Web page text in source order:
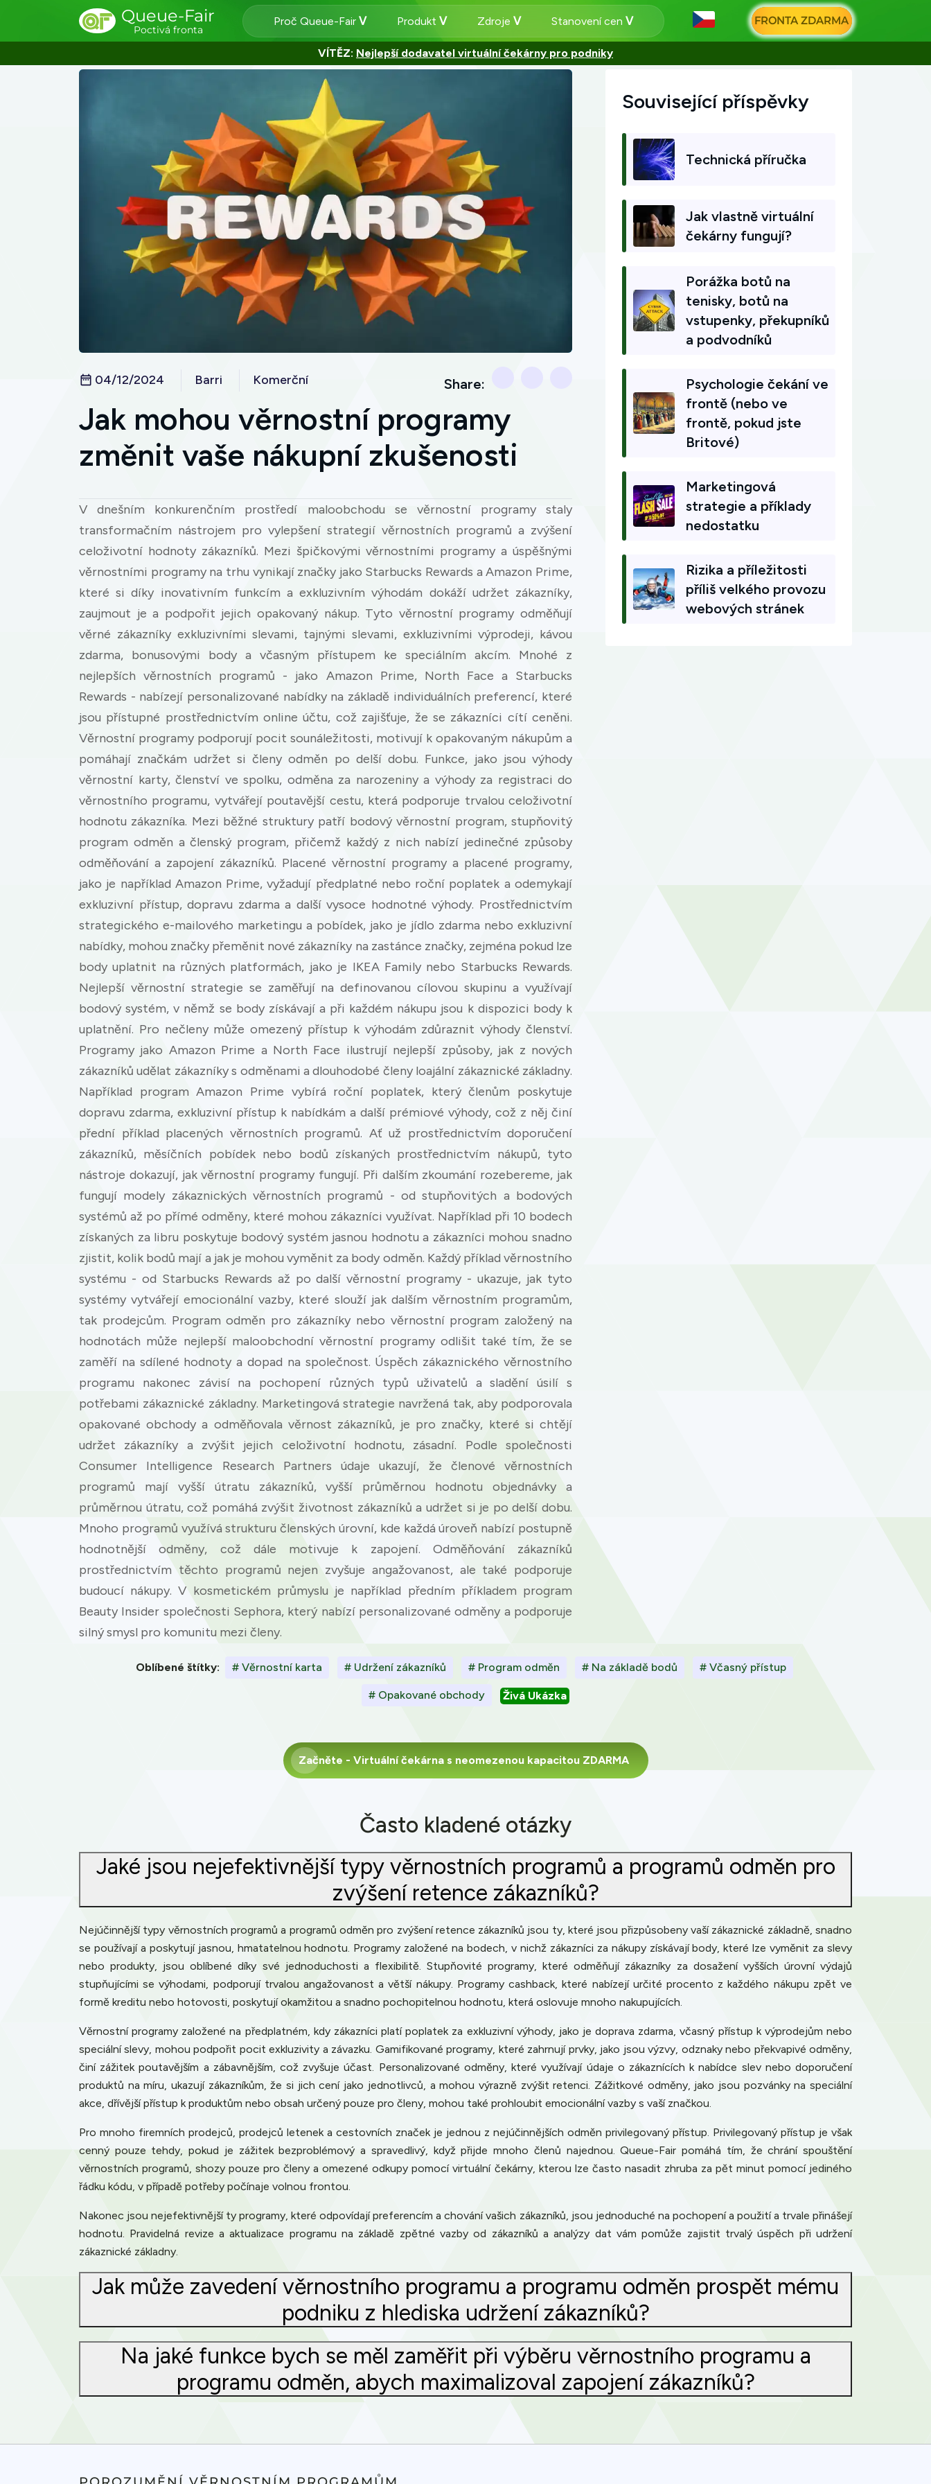
Queue-Fair
Poctivá fronta
Proč Queue-Fair Produkt Zdroje Stanovení cen FRONTA ZDARMA
VÍTĚZ: Nejlepší dodavatel virtuální čekárny pro podniky
04/12/2024 Barri Komerční Share:
Jak mohou věrnostní programy
změnit vaše nákupní zkušenosti
V dnešním konkurenčním prostředí maloobchodu se věrnostní programy staly
transformačním nástrojem pro vylepšení strategií věrnostních programů a zvýšení
celoživotní hodnoty zákazníků. Mezi špičkovými věrnostními programy a úspěšnými
věrnostními programy na trhu vynikají značky jako Starbucks Rewards a Amazon Prime,
které si díky inovativním funkcím a exkluzivním výhodám dokáží udržet zákazníky,
zaujmout je a podpořit jejich opakovaný nákup. Tyto věrnostní programy odměňují
věrné zákazníky exkluzivními slevami, tajnými slevami, exkluzivními výprodeji, kávou
zdarma, bonusovými body a včasným přístupem ke speciálním akcím. Mnohé z
nejlepších věrnostních programů - jako Amazon Prime, North Face a Starbucks
Rewards - nabízejí personalizované nabídky na základě individuálních preferencí, které
jsou přístupné prostřednictvím online účtu, což zajišťuje, že se zákazníci cítí ceněni.
Věrnostní programy podporují pocit sounáležitosti, motivují k opakovaným nákupům a
pomáhají značkám udržet si členy odměn po delší dobu. Funkce, jako jsou výhody
věrnostní karty, členství ve spolku, odměna za narozeniny a výhody za registraci do
věrnostního programu, vytvářejí poutavější cestu, která podporuje trvalou celoživotní
hodnotu zákazníka. Mezi běžné struktury patří bodový věrnostní program, stupňovitý
program odměn a členský program, přičemž každý z nich nabízí jedinečné způsoby
odměňování a zapojení zákazníků. Placené věrnostní programy a placené programy,
jako je například Amazon Prime, vyžadují předplatné nebo roční poplatek a odemykají
exkluzivní přístup, dopravu zdarma a další vysoce hodnotné výhody. Prostřednictvím
strategického e-mailového marketingu a pobídek, jako je jídlo zdarma nebo exkluzivní
nabídky, mohou značky přeměnit nové zákazníky na zastánce značky, zejména pokud lze
body uplatnit na různých platformách, jako je IKEA Family nebo Starbucks Rewards.
Nejlepší věrnostní strategie se zaměřují na definovanou cílovou skupinu a využívají
bodový systém, v němž se body získávají a při každém nákupu jsou k dispozici body k
uplatnění. Pro nečleny může omezený přístup k výhodám zdůraznit výhody členství.
Programy jako Amazon Prime a North Face ilustrují nejlepší způsoby, jak z nových
zákazníků udělat zákazníky s odměnami a dlouhodobé členy loajální zákaznické základny.
Například program Amazon Prime vybírá roční poplatek, který členům poskytuje
dopravu zdarma, exkluzivní přístup k nabídkám a další prémiové výhody, což z něj činí
přední příklad placených věrnostních programů. Ať už prostřednictvím doporučení
zákazníků, měsíčních pobídek nebo bodů získaných prostřednictvím nákupů, tyto
nástroje dokazují, jak věrnostní programy fungují. Při dalším zkoumání rozebereme, jak
fungují modely zákaznických věrnostních programů - od stupňovitých a bodových
systémů až po přímé odměny, které mohou zákazníci využívat. Například při 10 bodech
získaných za libru poskytuje bodový systém jasnou hodnotu a zákazníci mohou snadno
zjistit, kolik bodů mají a jak je mohou vyměnit za body odměn. Každý příklad věrnostního
systému - od Starbucks Rewards až po další věrnostní programy - ukazuje, jak tyto
systémy vytvářejí emocionální vazby, které slouží jak dalším věrnostním programům,
tak prodejcům. Program odměn pro zákazníky nebo věrnostní program založený na
hodnotách může nejlepší maloobchodní věrnostní programy odlišit také tím, že se
zaměří na sdílené hodnoty a dopad na společnost. Úspěch zákaznického věrnostního
programu nakonec závisí na pochopení různých typů uživatelů a sladění úsilí s
potřebami zákaznické základny. Marketingová strategie navržená tak, aby podporovala
opakované obchody a odměňovala věrnost zákazníků, je pro značky, které si chtějí
udržet zákazníky a zvýšit jejich celoživotní hodnotu, zásadní. Podle společnosti
Consumer Intelligence Research Partners údaje ukazují, že členové věrnostních
programů mají vyšší útratu zákazníků, vyšší průměrnou hodnotu objednávky a
průměrnou útratu, což pomáhá zvýšit životnost zákazníků a udržet si je po delší dobu.
Mnoho programů využívá strukturu členských úrovní, kde každá úroveň nabízí postupně
hodnotnější odměny, což dále motivuje k zapojení. Odměňování zákazníků
prostřednictvím těchto programů nejen zvyšuje angažovanost, ale také podporuje
budoucí nákupy. V kosmetickém průmyslu je například předním příkladem program
Beauty Insider společnosti Sephora, který nabízí personalizované odměny a podporuje
silný smysl pro komunitu mezi členy.
Související příspěvky
Technická příručka
Jak vlastně virtuální
čekárny fungují?
Porážka botů na
tenisky, botů na
vstupenky, překupníků
a podvodníků
Psychologie čekání ve
frontě (nebo ve
frontě, pokud jste
Britové)
Marketingová
strategie a příklady
nedostatku
Rizika a příležitosti
příliš velkého provozu
webových stránek
Oblíbené štítky: # Věrnostní karta # Udržení zákazníků # Program odměn # Na základě bodů # Včasný přístup
# Opakované obchody Živá Ukázka
Začněte - Virtuální čekárna s neomezenou kapacitou ZDARMA
Často kladené otázky
Jaké jsou nejefektivnější typy věrnostních programů a programů odměn pro
zvýšení retence zákazníků?
Nejúčinnější typy věrnostních programů a programů odměn pro zvýšení retence zákazníků jsou ty, které jsou přizpůsobeny vaší zákaznické základně, snadno
se používají a poskytují jasnou, hmatatelnou hodnotu. Programy založené na bodech, v nichž zákazníci za nákupy získávají body, které lze vyměnit za slevy
nebo produkty, jsou oblíbené díky své jednoduchosti a flexibilitě. Stupňovité programy, které odměňují zákazníky za dosažení vyšších úrovní výdajů
stupňujícími se výhodami, podporují trvalou angažovanost a větší nákupy. Programy cashback, které nabízejí určité procento z každého nákupu zpět ve
formě kreditu nebo hotovosti, poskytují okamžitou a snadno pochopitelnou hodnotu, která oslovuje mnoho nakupujících.
Věrnostní programy založené na předplatném, kdy zákazníci platí poplatek za exkluzivní výhody, jako je doprava zdarma, včasný přístup k výprodejům nebo
speciální slevy, mohou podpořit pocit exkluzivity a závazku. Gamifikované programy, které zahrnují prvky, jako jsou výzvy, odznaky nebo překvapivé odměny,
činí zážitek poutavějším a zábavnějším, což zvyšuje účast. Personalizované odměny, které využívají údaje o zákaznících k nabídce slev nebo doporučení
produktů na míru, ukazují zákazníkům, že si jich cení jako jednotlivců, a mohou výrazně zvýšit retenci. Zážitkové odměny, jako jsou pozvánky na speciální
akce, dřívější přístup k produktům nebo obsah určený pouze pro členy, mohou také prohloubit emocionální vazby s vaší značkou.
Pro mnoho firemních prodejců, prodejců letenek a cestovních značek je jednou z nejúčinnějších odměn privilegovaný přístup. Privilegovaný přístup je však
cenný pouze tehdy, pokud je zážitek bezproblémový a spravedlivý, když přijde mnoho členů najednou. Queue-Fair pomáhá tím, že chrání spouštění
věrnostních programů, shozy pouze pro členy a omezené odkupy pomocí virtuální čekárny, kterou lze často nasadit zhruba za pět minut pomocí jediného
řádku kódu, v případě potřeby počínaje volnou frontou.
Nakonec jsou nejefektivnější ty programy, které odpovídají preferencím a chování vašich zákazníků, jsou jednoduché na pochopení a použití a trvale přinášejí
hodnotu. Pravidelná revize a aktualizace programu na základě zpětné vazby od zákazníků a analýzy dat vám pomůže zajistit trvalý úspěch při udržení
zákaznické základny.
Jak může zavedení věrnostního programu a programu odměn prospět mému
podniku z hlediska udržení zákazníků?
Na jaké funkce bych se měl zaměřit při výběru věrnostního programu a
programu odměn, abych maximalizoval zapojení zákazníků?
Cookies & Privacy
Queue-Fair.com uses cookies to provide content and improve your experience. You can
accept all cookie usage or use settings to manage categories individually.
Settings Accept